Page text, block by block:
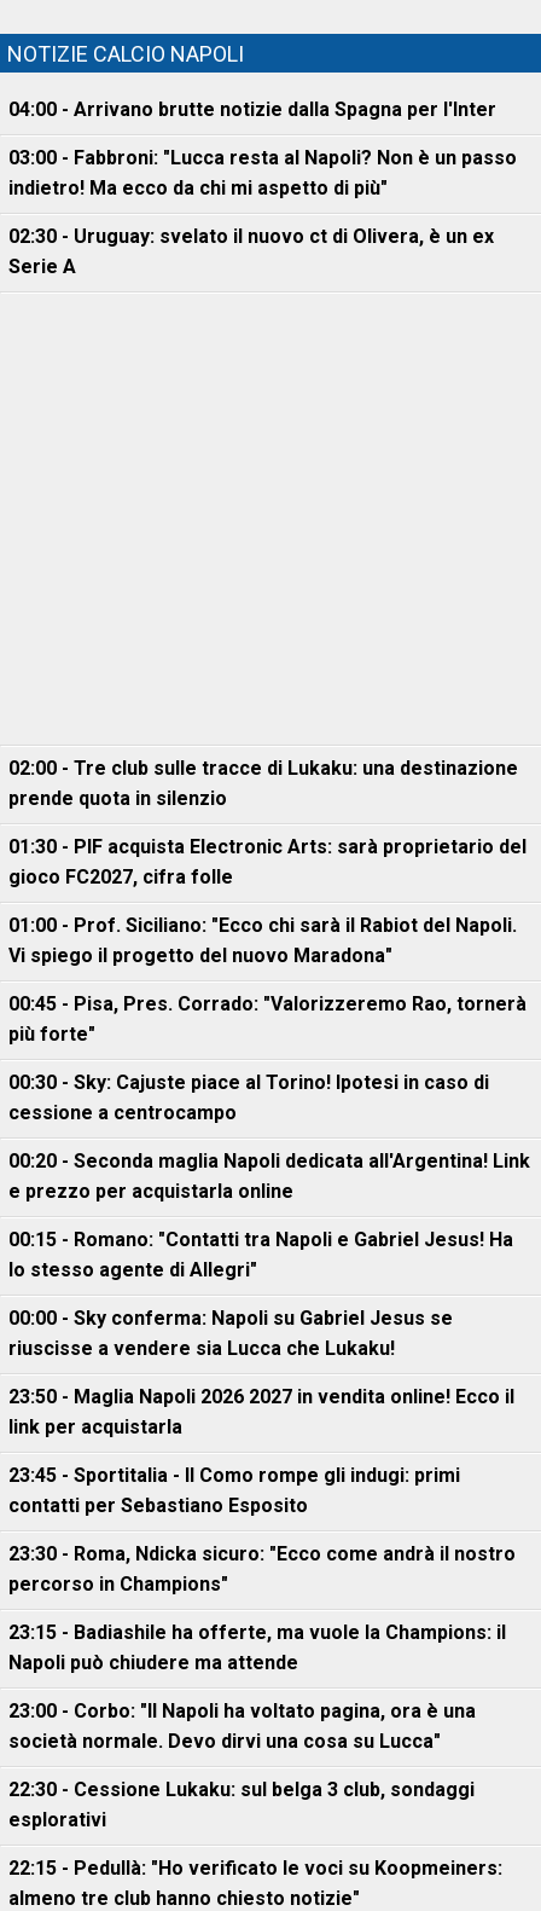
NOTIZIE CALCIO NAPOLI
04:00 - Arrivano brutte notizie dalla Spagna per l'Inter
03:00 - Fabbroni: "Lucca resta al Napoli? Non è un passo
indietro! Ma ecco da chi mi aspetto di più"
02:30 - Uruguay: svelato il nuovo ct di Olivera, è un ex
Serie A
02:00 - Tre club sulle tracce di Lukaku: una destinazione
prende quota in silenzio
01:30 - PIF acquista Electronic Arts: sarà proprietario del
gioco FC2027, cifra folle
01:00 - Prof. Siciliano: "Ecco chi sarà il Rabiot del Napoli.
Vi spiego il progetto del nuovo Maradona"
00:45 - Pisa, Pres. Corrado: "Valorizzeremo Rao, tornerà
più forte"
00:30 - Sky: Cajuste piace al Torino! Ipotesi in caso di
cessione a centrocampo
00:20 - Seconda maglia Napoli dedicata all'Argentina! Link
e prezzo per acquistarla online
00:15 - Romano: "Contatti tra Napoli e Gabriel Jesus! Ha
lo stesso agente di Allegri"
00:00 - Sky conferma: Napoli su Gabriel Jesus se
riuscisse a vendere sia Lucca che Lukaku!
23:50 - Maglia Napoli 2026 2027 in vendita online! Ecco il
link per acquistarla
23:45 - Sportitalia - Il Como rompe gli indugi: primi
contatti per Sebastiano Esposito
23:30 - Roma, Ndicka sicuro: "Ecco come andrà il nostro
percorso in Champions"
23:15 - Badiashile ha offerte, ma vuole la Champions: il
Napoli può chiudere ma attende
23:00 - Corbo: "Il Napoli ha voltato pagina, ora è una
società normale. Devo dirvi una cosa su Lucca"
22:30 - Cessione Lukaku: sul belga 3 club, sondaggi
esplorativi
22:15 - Pedullà: "Ho verificato le voci su Koopmeiners:
almeno tre club hanno chiesto notizie"